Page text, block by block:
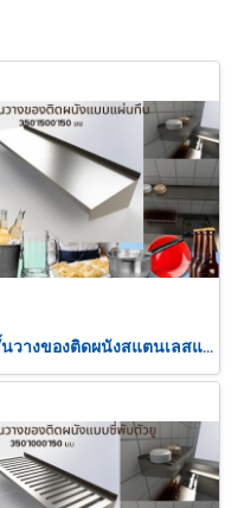
ชั้นวางของติดผนังสแตนเลสแบบทึบ